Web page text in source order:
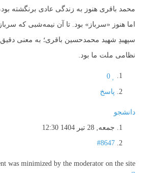
محمد باقری هنوز به زندگی عادی برنگشته
اما هنوز «سرباز» بود. تا آن نیمه‌شبی که
سپهبدِ شهید محمدحسین باقری؛ به معنی
نظامی ملت ما بود.
0
پاسخ
دانشجو
جمعه, 28 تیر 1404 12:30
#8647
was minimized by the moderator on the site